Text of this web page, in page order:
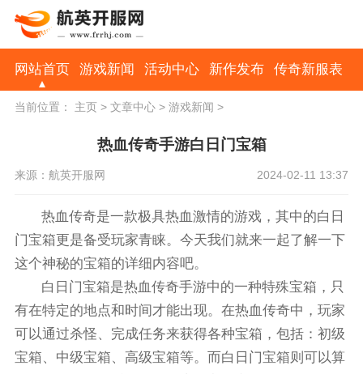
网站首页 游戏新闻 活动中心 新作发布 传奇新服表
当前位置： 主页> 文章中心> 游戏新闻 >
热血传奇手游白日门宝箱
来源：航英开服网 2024-02-11 13:37
热血传奇是一款极具热血激情的游戏，其中的白日
门宝箱更是备受玩家青睐。今天我们就来一起了解一下
这个神秘的宝箱的详细内容吧。
白日门宝箱是热血传奇手游中的一种特殊宝箱，只
有在特定的地点和时间才能出现。在热血传奇中，玩家
可以通过杀怪、完成任务来获得各种宝箱，包括：初级
宝箱、中级宝箱、高级宝箱等。而白日门宝箱则可以算